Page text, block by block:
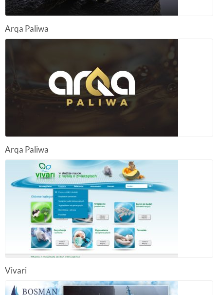
Wydruki
Arqa Paliwa
Arqa Paliwa
Vivari